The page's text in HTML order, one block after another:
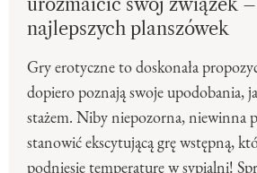
urozmaicić swój związek
najlepszych planszówek
Gry erotyczne to doskonała
dopiero poznają swoje upodobania,
stażem. Niby niepozorna, niewinna
stanowić ekscytującą grę wstępną,
podniesie temperaturę w sypialni!